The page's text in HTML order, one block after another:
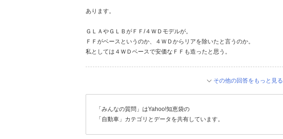
あります。
ＧＬＡやＧＬＢがＦＦ/４ＷＤモデルが。
ＦＦがベースというのか、４ＷＤからリアを除いたと言うのか。
私としては４ＷＤベースで安価なＦＦも造ったと思う。
その他の回答をもっと見る
「みんなの質問」はYahoo!知恵袋の
「自動車」カテゴリとデータを共有しています。